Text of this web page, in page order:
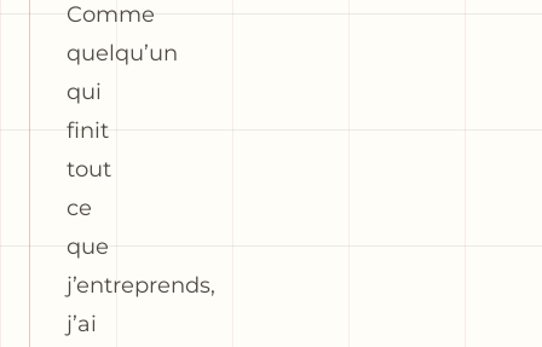
Comme
quelqu’un
qui
finit
tout
ce
que
j’entreprends,
j’ai